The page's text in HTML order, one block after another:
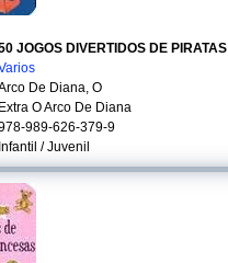
JOGOS DIVERTIDOS DE PIRATAS
De Diana, O
Extra O Arco De Diana
989-626-379-9
Infantil / Juvenil